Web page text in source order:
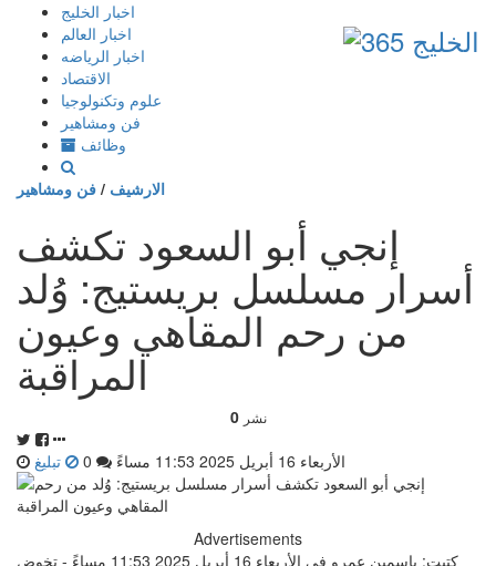
إذهب
المحتوى
اخبار الخليج
اخبار العالم
اخبار الرياضه
الاقتصاد
علوم وتكنولوجيا
فن ومشاهير
وظائف
الارشيف / فن ومشاهير
إنجي أبو السعود تكشف
أسرار مسلسل بريستيج: وُلد
من رحم المقاهي وعيون
المراقبة
0 نشر
الأربعاء 16 أبريل 2025 11:53 مساءً تبليغ
Advertisements
كتبت: ياسمين عمرو في الأربعاء 16 أبريل 2025 11:53 مساءً - تخوض